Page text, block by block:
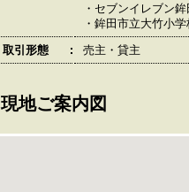
・セブンイレブン
・鉾田市立大竹小
取引形態
売主・貸主
現地ご案内図